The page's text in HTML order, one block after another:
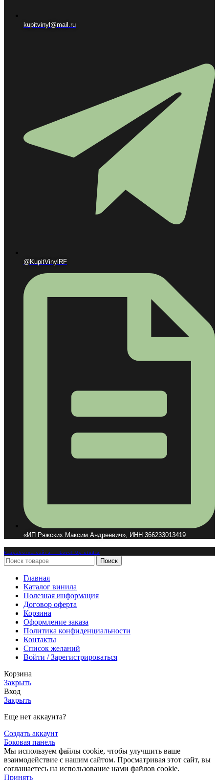
kupitvinyl@mail.ru
@KupitVinylRF
«ИП Ряжских Максим Андреевич», ИНН 366233013419
Разработка сайта — Level Up studio
Поиск
Главная
Каталог винила
Полезная информация
Договор оферта
Корзина
Оформление заказа
Политика конфиденциальности
Контакты
Список желаний
Войти / Зарегистрироваться
Корзина
Закрыть
Вход
Закрыть
Еще нет аккаунта?
Создать аккаунт
Боковая панель
Мы используем файлы cookie, чтобы улучшить ваше
взаимодействие с нашим сайтом. Просматривая этот сайт, вы
соглашаетесь на использование нами файлов cookie.
Принять